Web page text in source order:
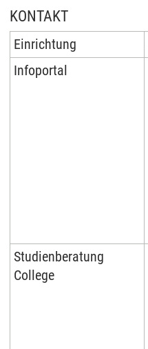
KONTAKT
Einrichtung
Infoportal
Studienberatung
College